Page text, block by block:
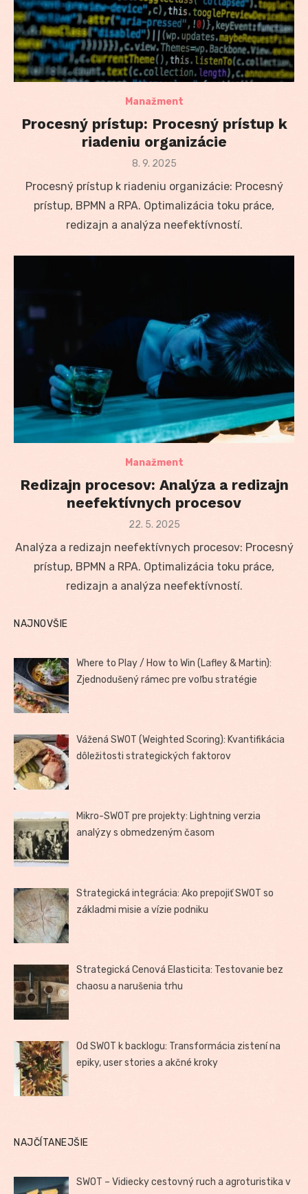
Manažment
Procesný prístup: Procesný prístup k
riadeniu organizácie
Posted
8. 9. 2025
Procesný prístup k riadeniu organizácie: Procesný
prístup, BPMN a RPA. Optimalizácia toku práce,
redizajn a analýza neefektívností.
Manažment
Redizajn procesov: Analýza a redizajn
neefektívnych procesov
Posted
22. 5. 2025
Analýza a redizajn neefektívnych procesov: Procesný
prístup, BPMN a RPA. Optimalizácia toku práce,
redizajn a analýza neefektívností.
NAJNOVŠIE
Where to Play / How to Win (Lafley & Martin):
Zjednodušený rámec pre voľbu stratégie
Vážená SWOT (Weighted Scoring): Kvantifikácia
dôležitosti strategických faktorov
Mikro-SWOT pre projekty: Lightning verzia
analýzy s obmedzeným časom
Strategická integrácia: Ako prepojiť SWOT so
základmi misie a vízie podniku
Strategická Cenová Elasticita: Testovanie bez
chaosu a narušenia trhu
Od SWOT k backlogu: Transformácia zistení na
epiky, user stories a akčné kroky
NAJČÍTANEJŠIE
SWOT – Vidiecky cestovný ruch a agroturistika v